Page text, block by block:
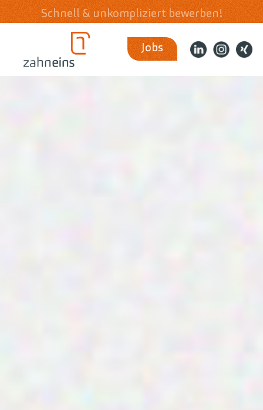
Schnell & unkompliziert bewerben!
Jobs